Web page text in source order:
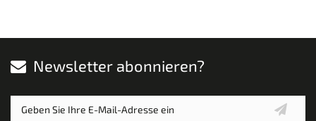
Newsletter abonnieren?